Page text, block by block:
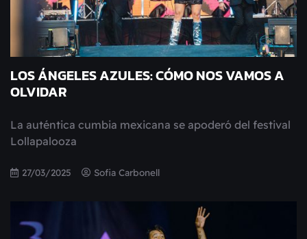
LOS ÁNGELES AZULES: CÓMO NOS VAMOS A
OLVIDAR
La auténtica cumbia mexicana se apoderó del festival
Lollapalooza
27/03/2025 Sofia Carbonell